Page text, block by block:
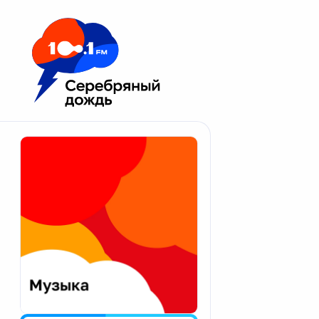
Москва 100.1 FM
Апатиты
Екатеринбург
Калининград
Калуга